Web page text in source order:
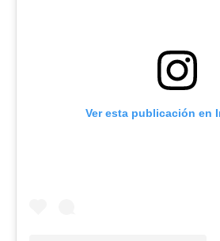
Ver esta publicación en